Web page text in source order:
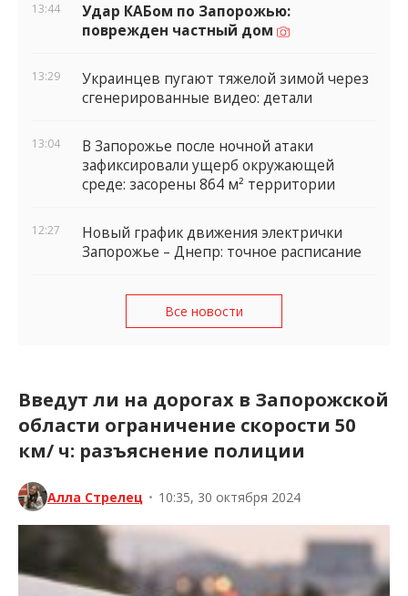
13:44
Удар КАБом по Запорожью:
поврежден частный дом
13:29
Украинцев пугают тяжелой зимой через
сгенерированные видео: детали
13:04
В Запорожье после ночной атаки
зафиксировали ущерб окружающей
среде: засорены 864 м² территории
12:27
Новый график движения электрички
Запорожье – Днепр: точное расписание
Все новости
Введут ли на дорогах в Запорожской
области ограничение скорости 50
км/ ч: разъяснение полиции
Алла Стрелец • 10:35, 30 октября 2024